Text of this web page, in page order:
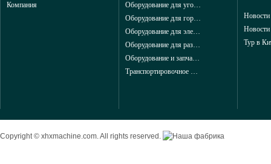
Компания
Оборудование для угольной промышленности из Китая
Оборудование для горнодобывающей промышленности из Китая
Оборудование для электроэнергетики из Китая
Оборудование для разведки и геологоразведки и запчасти в горной промышленности из китая
Оборудование и запчасти для добычи в горной промышленности из китая
Транспортировочное и конвейерные оборудование для горной промышленности из китая
Новости
Новости
Тур в
Copyright © xhxmachine.com. All rights reserved.